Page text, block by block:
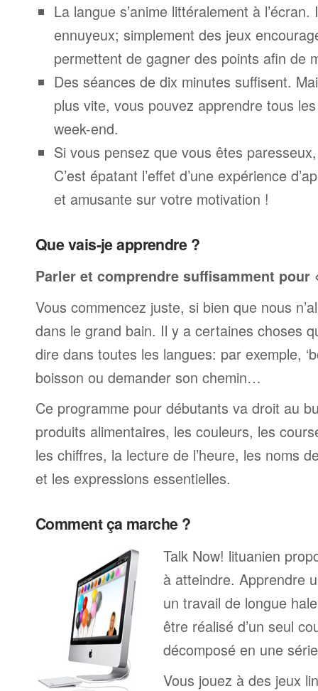
La langue s’anime littéralement à l’écran.
ennuyeux; simplement des jeux
permettent de gagner des points afin de
Des séances de dix minutes suffisent.
plus vite, vous pouvez apprendre tous
week-end.
Si vous pensez que vous êtes
C’est épatant l’effet d’une expérience
et amusante sur votre motivation !
Que vais-je apprendre ?
Parler et comprendre suffisamment pour
Vous commencez juste, si bien que nous
dans le grand bain. Il y a certaines choses
dire dans toutes les langues: par exemple,
boisson ou demander son chemin…
Ce programme pour débutants va droit au
produits alimentaires, les couleurs, les
les chiffres, la lecture de l’heure, les noms
et les expressions essentielles.
Comment ça marche ?
Talk Now! lituanien
à atteindre. Apprendre
un travail de longue
être réalisé d’un seul
décomposé en une
Vous jouez à des jeux